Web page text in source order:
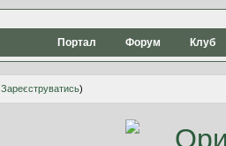
Портал Форум Клуб
Зареєструватись)